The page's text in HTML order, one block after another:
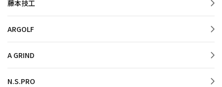
藤本技工
ARGOLF
A GRIND
N.S.PRO